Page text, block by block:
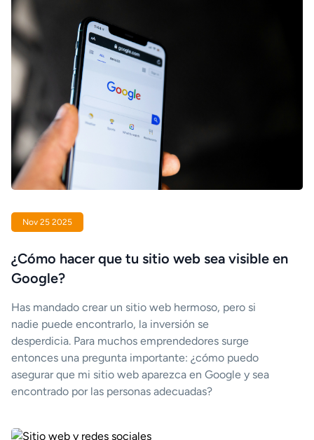
Nov 25 2025
¿Cómo hacer que tu sitio web sea visible en
Google?
Has mandado crear un sitio web hermoso, pero si
nadie puede encontrarlo, la inversión se
desperdicia. Para muchos emprendedores surge
entonces una pregunta importante: ¿cómo puedo
asegurar que mi sitio web aparezca en Google y sea
encontrado por las personas adecuadas?